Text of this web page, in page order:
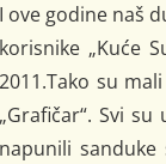
I ove godine naš
korisnike „Kuće
2011.Tako su
„Grafičar“. Svi
napunili